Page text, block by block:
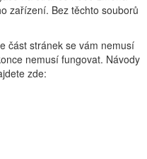
zařízení. Bez těchto souborů
část stránek se vám nemusí
nemusí fungovat. Návody
zde: